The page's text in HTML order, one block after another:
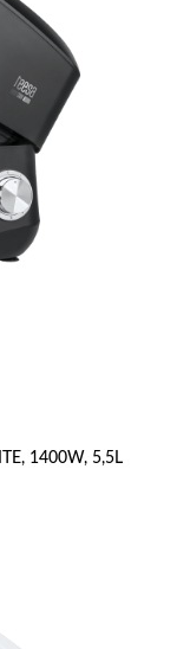
1400W, 5,5L